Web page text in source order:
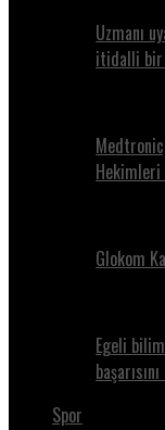
Uzmanı
itidalli bir
Glokom
Egeli
Spor